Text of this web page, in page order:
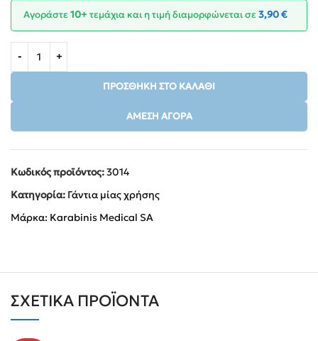
Αγοράστε10+τεμάχια και η τιμή διαμορφώνεται σε3,90€
ΠΡΟΣΘΉΚΗ ΣΤΟ ΚΑΛΆΘΙ
ΆΜΕΣΗ ΑΓΟΡΆ
Κωδικός προϊόντος:3014
Κατηγορία: Γάντια μίας χρήσης
Μάρκα: Karabinis Medical SA
ΣΧΕΤΙΚΆ ΠΡΟΪΌΝΤΑ